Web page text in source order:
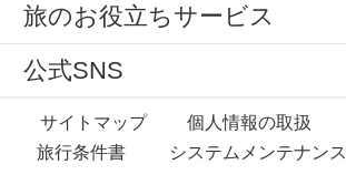
旅のお役立ちサービス
公式SNS
サイトマップ 個人情報の取扱
旅行条件書
システムメンテナンス